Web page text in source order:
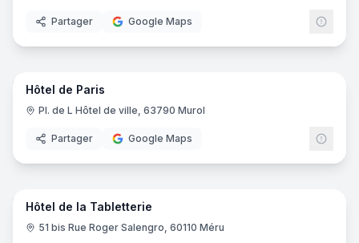
Partager Google Maps
10
Hôtel de Paris
Pl. de L Hôtel de ville, 63790 Murol
Partager Google Maps
16
Hôtel de la Tabletterie
51 bis Rue Roger Salengro, 60110 Méru